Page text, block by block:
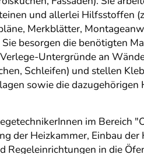
und allerlei Hilfsstoffen
Merkblätter,
besorgen die benötigten
Untergründe an
Schleifen) und stellen
sowie die
im Bereich
der Heizkammer, Einbau
Regeleinrichtungen in die